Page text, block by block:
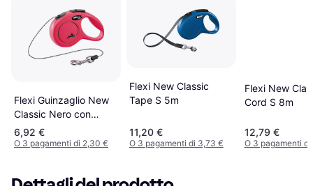
Flexi Guinzaglio New
Classic Nero con
Corda 3 mt
6,92 €
O 3 pagamenti di 2,30 €
Flexi New Classic
Tape S 5m
11,20 €
O 3 pagamenti di 3,73 €
Flexi New
Cord S 8m
12,79 €
O 3 pagamenti